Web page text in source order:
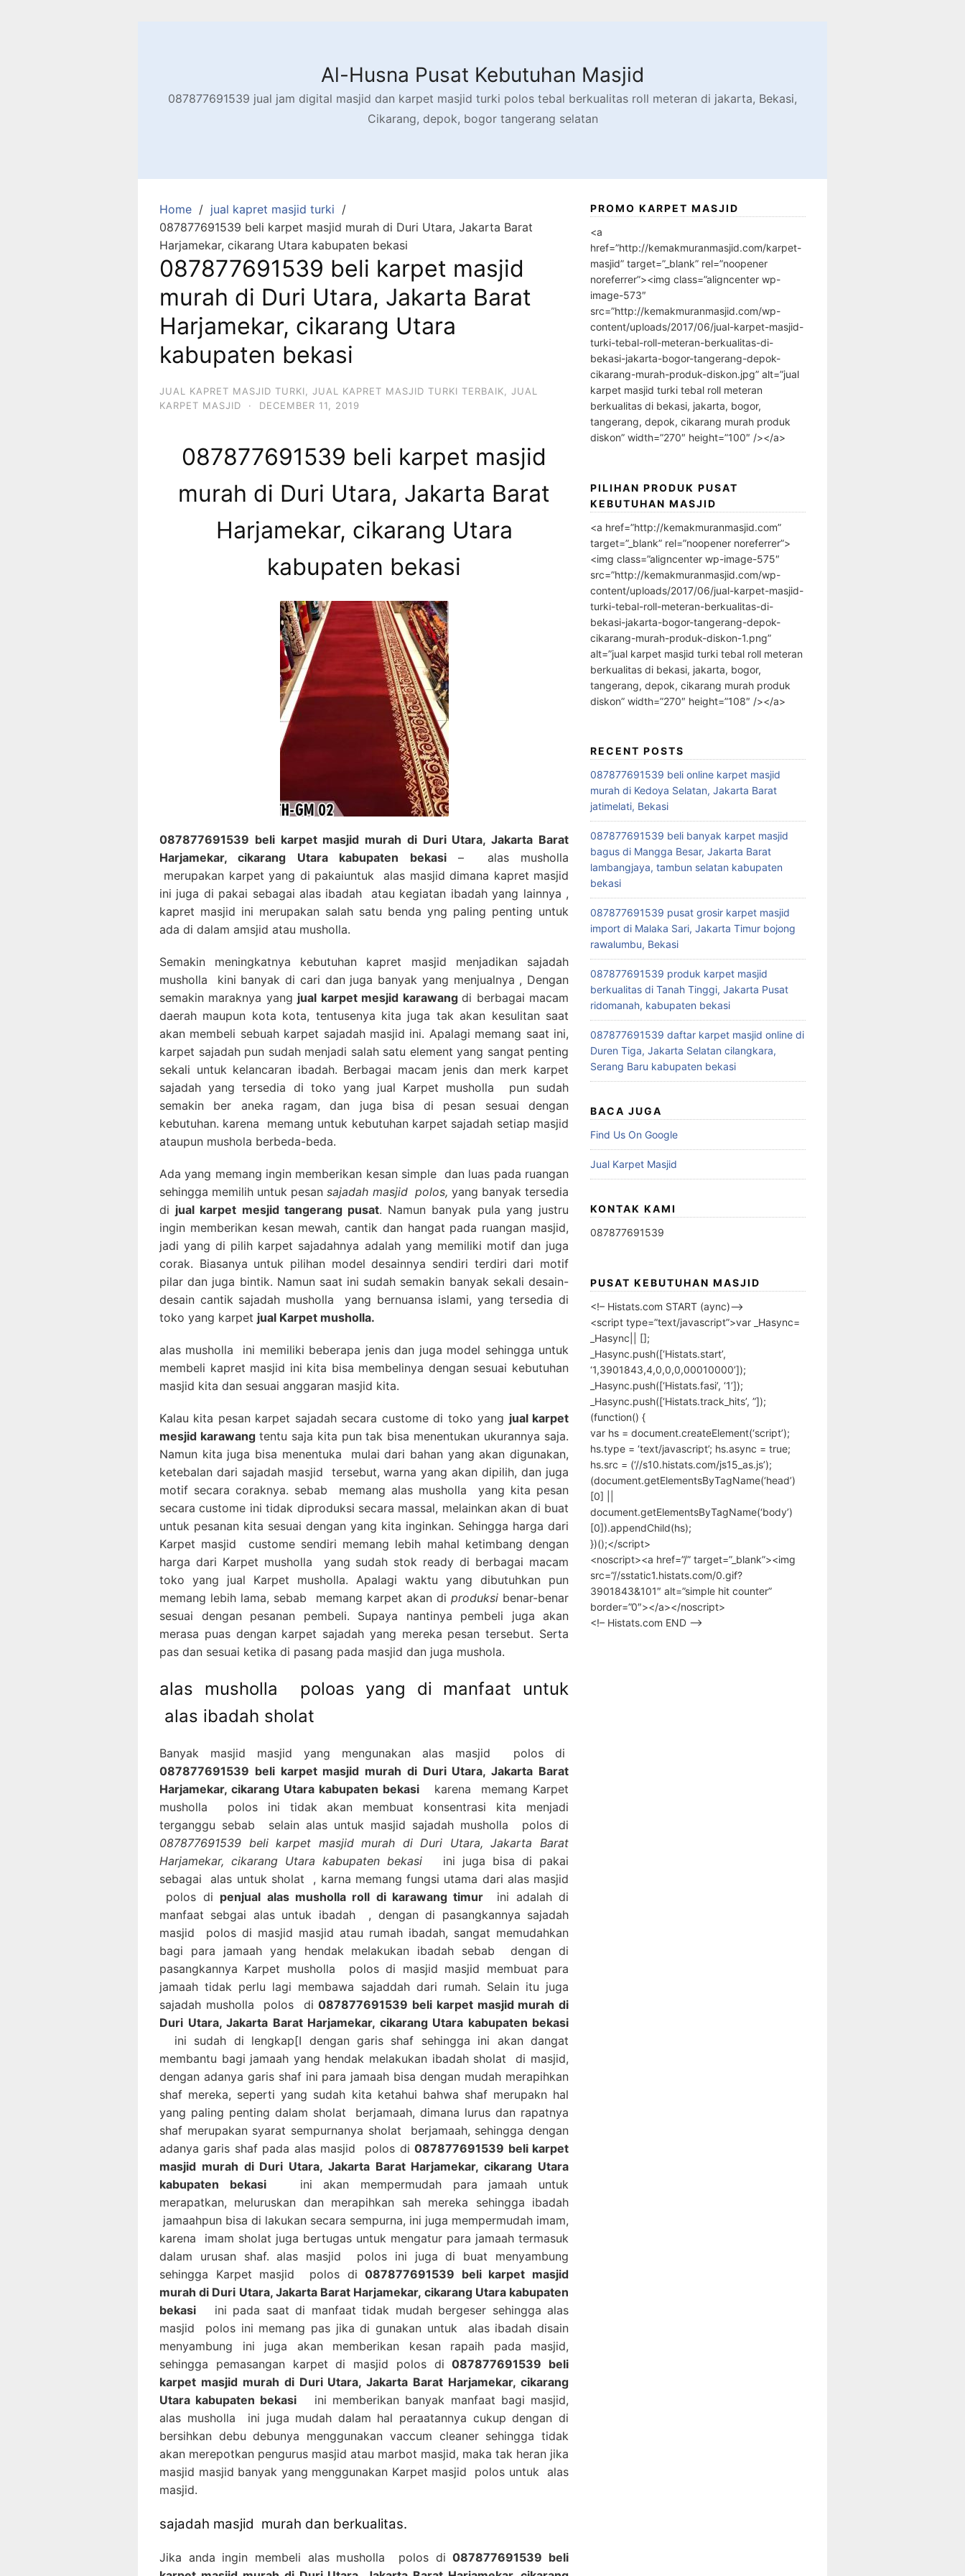
Al-Husna Pusat Kebutuhan Masjid
087877691539 jual jam digital masjid dan karpet masjid turki polos tebal berkualitas roll meteran di jakarta, Bekasi,
Cikarang, depok, bogor tangerang selatan
Home
jual kapret masjid turki
087877691539 beli karpet masjid murah di Duri Utara, Jakarta Barat
Harjamekar, cikarang Utara kabupaten bekasi
087877691539 beli karpet masjid
murah di Duri Utara, Jakarta Barat
Harjamekar, cikarang Utara
kabupaten bekasi
JUAL KAPRET MASJID TURKI JUAL KAPRET MASJID TURKI TERBAIK
JUAL
KARPET MASJID
· DECEMBER 11, 2019
087877691539 beli karpet masjid
murah di Duri Utara, Jakarta Barat
Harjamekar, cikarang Utara
kabupaten bekasi
087877691539 beli karpet masjid murah di Duri Utara, Jakarta Barat
Harjamekar, cikarang Utara kabupaten bekasi– alas musholla
merupakan karpet yang di pakaiuntuk alas masjid dimana kapret masjid
ini juga di pakai sebagai alas ibadah atau kegiatan ibadah yang lainnya ,
kapret masjid ini merupakan salah satu benda yng paling penting untuk
ada di dalam amsjid atau musholla.
Semakin meningkatnya kebutuhan kapret masjid menjadikan sajadah
musholla kini banyak di cari dan juga banyak yang menjualnya , Dengan
semakin maraknya yang jual karpet mesjid karawangdi berbagai macam
daerah maupun kota kota, tentusenya kita juga tak akan kesulitan saat
akan membeli sebuah karpet sajadah masjid ini. Apalagi memang saat ini,
karpet sajadah pun sudah menjadi salah satu element yang sangat penting
sekali untuk kelancaran ibadah. Berbagai macam jenis dan merk karpet
sajadah yang tersedia di toko yang jual Karpet musholla pun sudah
semakin ber aneka ragam, dan juga bisa di pesan sesuai dengan
kebutuhan. karena memang untuk kebutuhan karpet sajadah setiap masjid
ataupun mushola berbeda-beda.
Ada yang memang ingin memberikan kesan simple dan luas pada ruangan
sehingga memilih untuk pesansajadah masjid polos, yang banyak tersedia
di jual karpet mesjid tangerang pusat. Namun banyak pula yang justru
ingin memberikan kesan mewah, cantik dan hangat pada ruangan masjid,
jadi yang di pilih karpet sajadahnya adalah yang memiliki motif dan juga
corak. Biasanya untuk pilihan model desainnya sendiri terdiri dari motif
pilar dan juga bintik. Namun saat ini sudah semakin banyak sekali desain-
desain cantik sajadah musholla yang bernuansa islami, yang tersedia di
toko yang karpet jual Karpet musholla.
alas musholla ini memiliki beberapa jenis dan juga model sehingga untuk
membeli kapret masjid ini kita bisa membelinya dengan sesuai kebutuhan
masjid kita dan sesuai anggaran masjid kita.
Kalau kita pesan karpet sajadah secara custome di toko yang jual karpet
mesjid karawang tentu saja kita pun tak bisa menentukan ukurannya saja.
Namun kita juga bisa menentuka mulai dari bahan yang akan digunakan,
ketebalan dari sajadah masjid tersebut, warna yang akan dipilih, dan juga
motif secara coraknya. sebab memang alas musholla yang kita pesan
secara custome ini tidak diproduksi secara massal, melainkan akan di buat
untuk pesanan kita sesuai dengan yang kita inginkan. Sehingga harga dari
Karpet masjid custome sendiri memang lebih mahal ketimbang dengan
harga dari Karpet musholla yang sudah stok ready di berbagai macam
toko yang jual Karpet musholla. Apalagi waktu yang dibutuhkan pun
memang lebih lama, sebab memang karpet akan di produksi benar-benar
sesuai dengan pesanan pembeli. Supaya nantinya pembeli juga akan
merasa puas dengan karpet sajadah yang mereka pesan tersebut. Serta
pas dan sesuai ketika di pasang pada masjid dan juga mushola.
alas musholla poloas yang di manfaat untuk
alas ibadah sholat
Banyak masjid masjid yang mengunakan alas masjid polos di
087877691539 beli karpet masjid murah di Duri Utara, Jakarta Barat
Harjamekar, cikarang Utara kabupaten bekasi karena memang Karpet
musholla polos ini tidak akan membuat konsentrasi kita menjadi
terganggu sebab selain alas untuk masjid sajadah musholla polos di
087877691539 beli karpet masjid murah di Duri Utara, Jakarta Barat
Harjamekar, cikarang Utara kabupaten bekasi ini juga bisa di pakai
sebagai alas untuk sholat , karna memang fungsi utama dari alas masjid
polos di penjual alas musholla roll di karawang timur ini adalah di
manfaat sebgai alas untuk ibadah , dengan di pasangkannya sajadah
masjid polos di masjid masjid atau rumah ibadah, sangat memudahkan
bagi para jamaah yang hendak melakukan ibadah sebab dengan di
pasangkannya Karpet musholla polos di masjid masjid membuat para
jamaah tidak perlu lagi membawa sajaddah dari rumah. Selain itu juga
sajadah musholla polos di087877691539 beli karpet masjid murah di
Duri Utara, Jakarta Barat Harjamekar, cikarang Utara kabupaten bekasi
ini sudah di lengkap[I dengan garis shaf sehingga ini akan dangat
membantu bagi jamaah yang hendak melakukan ibadah sholat di masjid,
dengan adanya garis shaf ini para jamaah bisa dengan mudah merapihkan
shaf mereka, seperti yang sudah kita ketahui bahwa shaf merupakn hal
yang paling penting dalam sholat berjamaah, dimana lurus dan rapatnya
shaf merupakan syarat sempurnanya sholat berjamaah, sehingga dengan
adanya garis shaf pada alas masjid polos di087877691539 beli karpet
masjid murah di Duri Utara, Jakarta Barat Harjamekar, cikarang Utara
kabupaten bekasiini akan mempermudah para jamaah untuk
merapatkan, meluruskan dan merapihkan sah mereka sehingga ibadah
jamaahpun bisa di lakukan secara sempurna, ini juga mempermudah imam,
karena imam sholat juga bertugas untuk mengatur para jamaah termasuk
dalam urusan shaf. alas masjid polos ini juga di buat menyambung
sehingga Karpet masjid polos di087877691539 beli karpet masjid
murah di Duri Utara, Jakarta Barat Harjamekar, cikarang Utara kabupaten
bekasi ini pada saat di manfaat tidak mudah bergeser sehingga alas
masjid polos ini memang pas jika di gunakan untuk alas ibadah disain
menyambung ini juga akan memberikan kesan rapaih pada masjid,
sehingga pemasangan karpet di masjid polos di087877691539 beli
karpet masjid murah di Duri Utara, Jakarta Barat Harjamekar, cikarang
Utara kabupaten bekasi ini memberikan banyak manfaat bagi masjid,
alas musholla ini juga mudah dalam hal peraatannya cukup dengan di
bersihkan debu debunya menggunakan vaccum cleaner sehingga tidak
akan merepotkan pengurus masjid atau marbot masjid, maka tak heran jika
masjid masjid banyak yang menggunakan Karpet masjid polos untuk alas
masjid.
sajadah masjid murah dan berkualitas.
Jika anda ingin membeli alas musholla polos di087877691539 beli
PROMO KARPET MASJID
<a
href=”http://kemakmuranmasjid.com/karpet-
masjid” target=”_blank” rel=”noopener
noreferrer”><img class=”aligncenter wp-
image-573″
src=”http://kemakmuranmasjid.com/wp-
content/uploads/2017/06/jual-karpet-masjid-
turki-tebal-roll-meteran-berkualitas-di-
bekasi-jakarta-bogor-tangerang-depok-
cikarang-murah-produk-diskon.jpg” alt=”jual
karpet masjid turki tebal roll meteran
berkualitas di bekasi, jakarta, bogor,
tangerang, depok, cikarang murah produk
diskon” width=”270″ height=”100″ /></a>
PILIHAN PRODUK PUSAT
KEBUTUHAN MASJID
<a href=”http://kemakmuranmasjid.com”
target=”_blank” rel=”noopener noreferrer”>
<img class=”aligncenter wp-image-575″
src=”http://kemakmuranmasjid.com/wp-
content/uploads/2017/06/jual-karpet-masjid-
turki-tebal-roll-meteran-berkualitas-di-
bekasi-jakarta-bogor-tangerang-depok-
cikarang-murah-produk-diskon-1.png”
alt=”jual karpet masjid turki tebal roll meteran
berkualitas di bekasi, jakarta, bogor,
tangerang, depok, cikarang murah produk
diskon” width=”270″ height=”108″ /></a>
RECENT POSTS
087877691539 beli online karpet masjid
murah di Kedoya Selatan, Jakarta Barat
jatimelati, Bekasi
087877691539 beli banyak karpet masjid
bagus di Mangga Besar, Jakarta Barat
lambangjaya, tambun selatan kabupaten
bekasi
087877691539 pusat grosir karpet masjid
import di Malaka Sari, Jakarta Timur bojong
rawalumbu, Bekasi
087877691539 produk karpet masjid
berkualitas di Tanah Tinggi, Jakarta Pusat
ridomanah, kabupaten bekasi
087877691539 daftar karpet masjid online di
Duren Tiga, Jakarta Selatan cilangkara,
Serang Baru kabupaten bekasi
BACA JUGA
Find Us On Google
Jual Karpet Masjid
KONTAK KAMI
087877691539
PUSAT KEBUTUHAN MASJID
<!– Histats.com START (aync)–>
<script type=”text/javascript”>var _Hasync=
_Hasync|| [];
_Hasync.push([‘Histats.start’,
‘1,3901843,4,0,0,0,00010000’]);
_Hasync.push([‘Histats.fasi’, ‘1’]);
_Hasync.push([‘Histats.track_hits’, ”]);
(function() {
var hs = document.createElement(‘script’);
hs.type = ‘text/javascript’; hs.async = true;
hs.src = (‘//s10.histats.com/js15_as.js’);
(document.getElementsByTagName(‘head’)
[0] ||
document.getElementsByTagName(‘body’)
[0]).appendChild(hs);
})();</script>
<noscript><a href=”/” target=”_blank”><img
src=”//sstatic1.histats.com/0.gif?
3901843&101″ alt=”simple hit counter”
border=”0″></a></noscript>
<!– Histats.com END –>